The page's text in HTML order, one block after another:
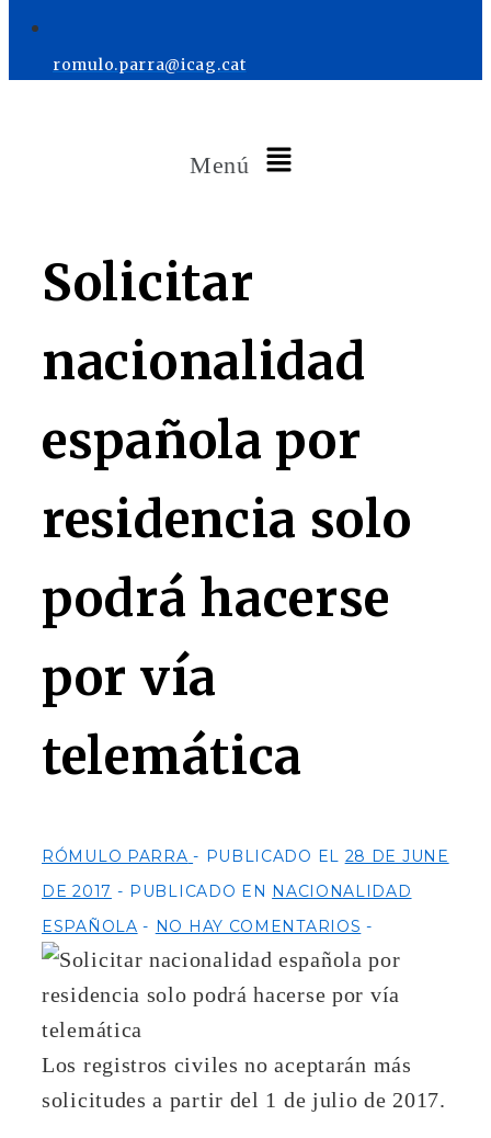
romulo.parra@icag.cat
Menú
Solicitar
nacionalidad
española por
residencia solo
podrá hacerse
por vía
telemática
RÓMULO PARRA PUBLICADO EL 28 DE JUNE
DE 2017
PUBLICADO EN
NACIONALIDAD
ESPAÑOLA
NO HAY COMENTARIOS
Los registros civiles no aceptarán más
solicitudes a partir del 1 de julio de 2017.